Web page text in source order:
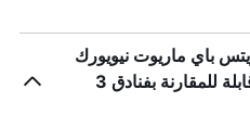
باي ماريوت نيويورك
ميد تاون مانهاتن / فيفث أفنيو قابلة للمقارنة بفنادق 3